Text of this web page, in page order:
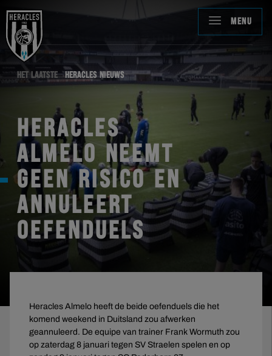
MENU
HET LAATSTE HERACLES NIEUWS
HERACLES
ALMELO NEEMT
GEEN RISICO EN
ANNULEERT
OEFENDUELS
Heracles Almelo heeft de beide oefenduels die het
komend weekend in Duitsland zou afwerken
geannuleerd. De equipe van trainer Frank Wormuth zou
op zaterdag 8 januari tegen SV Straelen spelen en op